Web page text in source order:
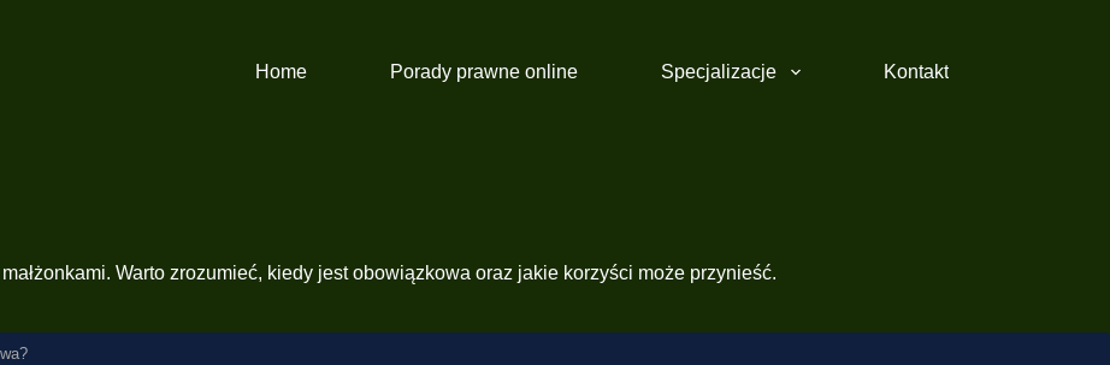
Home Porady prawne online Specjalizacje Kontakt
Warto zrozumieć, kiedy jest obowiązkowa oraz jakie korzyści może przynieść.